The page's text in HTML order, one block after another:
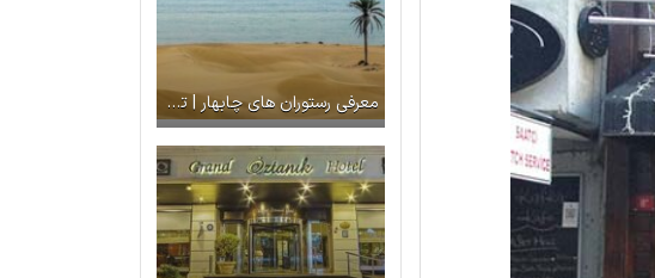
معرفی رستوران های چابهار | تجربه لذیذ ازغذاهای دریایی